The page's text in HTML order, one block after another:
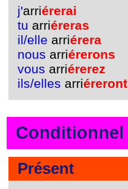
j'arriérerai
tu arriéreras
il/elle arriérera
nous arriérerons
vous arriérerez
ils/elles arriéreront
Conditionnel
Présent